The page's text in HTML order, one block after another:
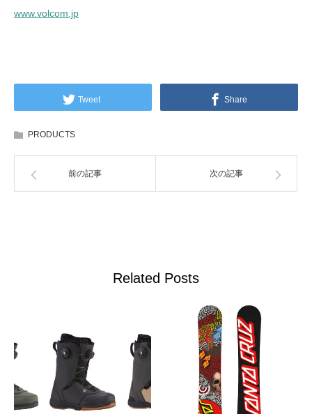
www.volcom.jp
Tweet Share
PRODUCTS
前の記事 次の記事
Related Posts